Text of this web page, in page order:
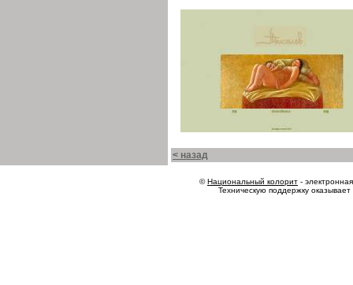
< назад
©Национальный колорит -
Техническую поддержку